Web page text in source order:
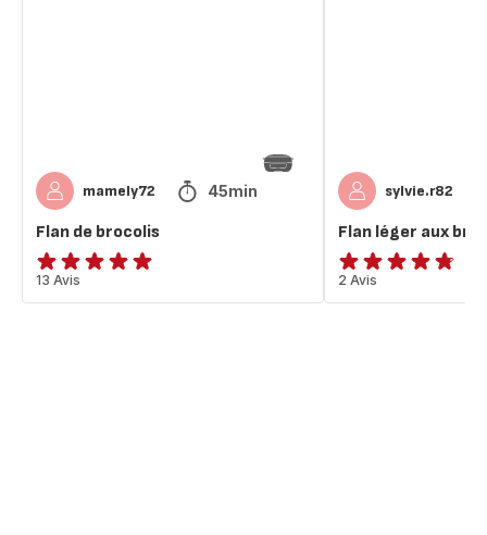
mamely72 45min
Flan de brocolis
ratings.4.9
13 Avis
sylvie.r82
Flan léger aux
ratings.4.7
2 Avis